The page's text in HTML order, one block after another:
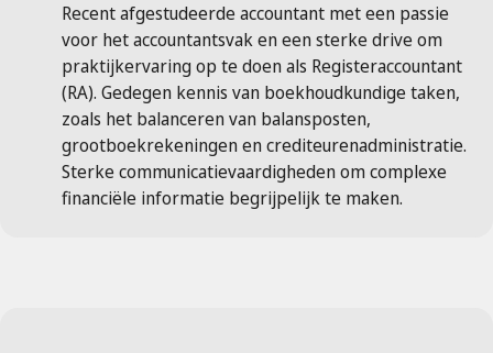
Recent afgestudeerde accountant met een passie
voor het accountantsvak en een sterke drive om
praktijkervaring op te doen als Registeraccountant
(RA). Gedegen kennis van boekhoudkundige taken,
zoals het balanceren van balansposten,
grootboekrekeningen en crediteurenadministratie.
Sterke communicatievaardigheden om complexe
financiële informatie begrijpelijk te maken.